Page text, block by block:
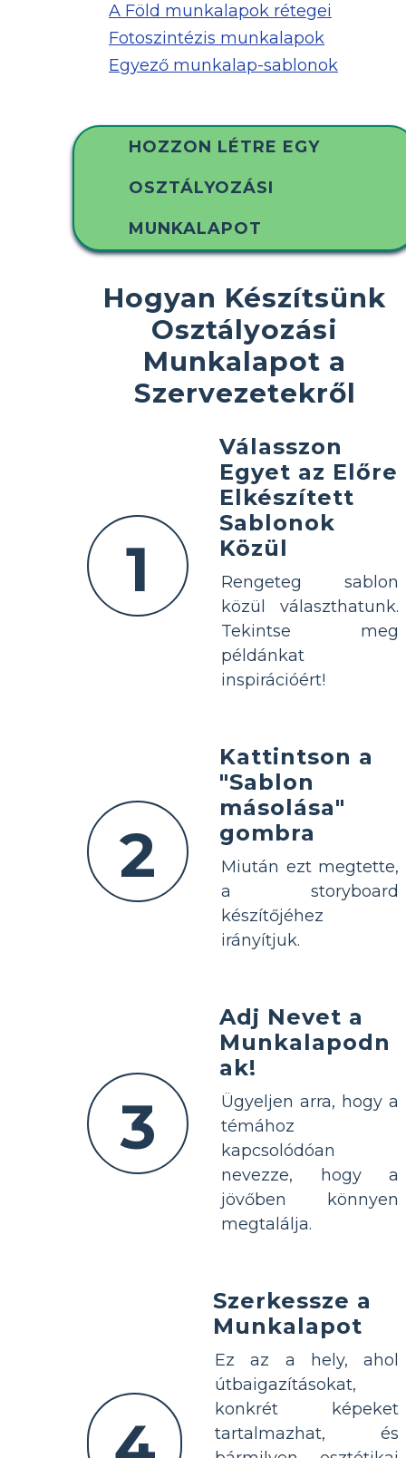
A Föld munkalapok rétegei
Fotoszintézis munkalapok
Egyező munkalap-sablonok
HOZZON LÉTRE EGY
OSZTÁLYOZÁSI
MUNKALAPOT
Hogyan Készítsünk
Osztályozási
Munkalapot a
Szervezetekről
1
Válasszon
Egyet az Előre
Elkészített
Sablonok
Közül
Rengeteg sablon
közül választhatunk.
Tekintse meg
példánkat
inspirációért!
2
Kattintson a
"Sablon
másolása"
gombra
Miután ezt megtette,
a storyboard
készítőjéhez
irányítjuk.
3
Adj Nevet a
Munkalapodn
ak!
Ügyeljen arra, hogy a
témához
kapcsolódóan
nevezze, hogy a
jövőben könnyen
megtalálja.
Szerkessze a
Munkalapot
Ez az a hely, ahol
útbaigazításokat,
konkrét képeket
tartalmazhat, és